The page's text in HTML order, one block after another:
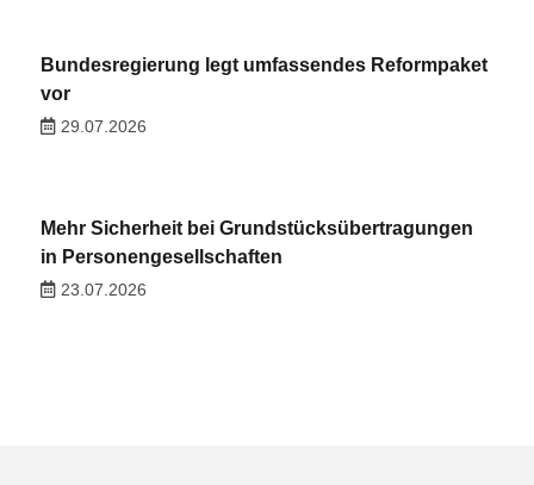
Bundesregierung legt umfassendes Reformpaket
vor
29.07.2026
Mehr Sicherheit bei Grundstücksübertragungen
in Personengesellschaften
23.07.2026